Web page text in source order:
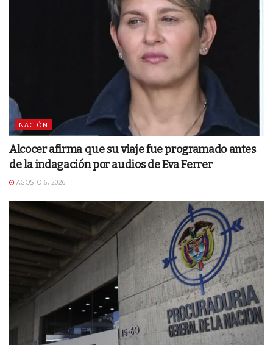
NACIÓN
Alcocer afirma que su viaje fue programado antes
de la indagación por audios de Eva Ferrer
AGOSTO 6, 2026